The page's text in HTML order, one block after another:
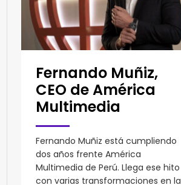
Fernando Muñiz,
CEO de América
Multimedia
Fernando Muñiz está cumpliendo
dos años frente América
Multimedia de Perú. Llega ese hito
con varias transformaciones en la